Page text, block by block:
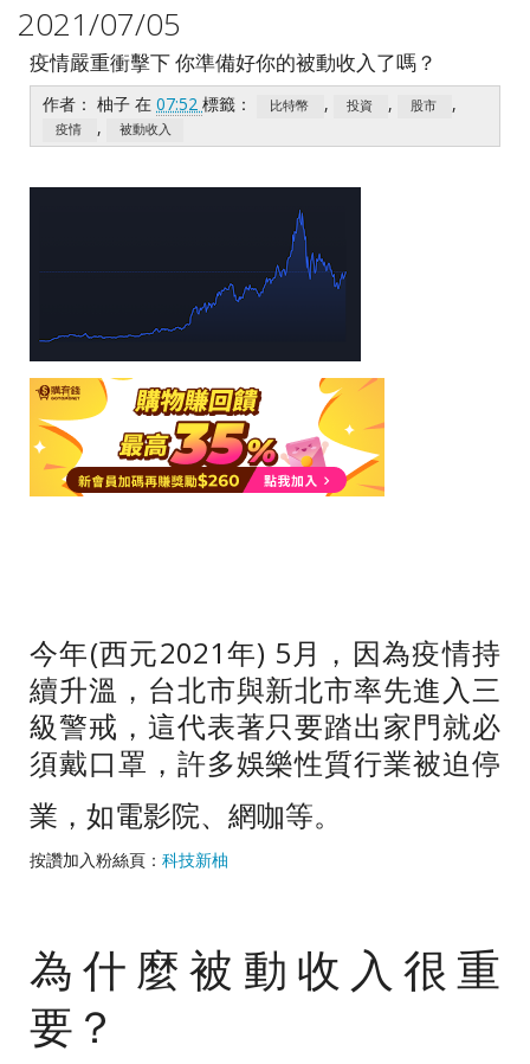
2021/07/05
疫情嚴重衝擊下 你準備好你的被動收入了嗎？
作者： 柚子 在 07:52 標籤： 比特幣 , 投資 , 股市 ,
疫情 , 被動收入
今年(西元2021年) 5月，因為疫情持
續升溫，台北市與新北市率先進入三
級警戒，這代表著只要踏出家門就必
須戴口罩，許多娛樂性質行業被迫停
業，如電影院、網咖等。
按讚加入粉絲頁： 科技新柚
為什麼被動收入很重
要？